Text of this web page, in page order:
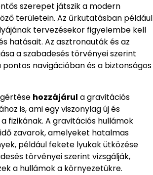
szerepet játszik a modern
területein. Az űrkutatásban például
tervezésekor figyelembe kell
hatásait. Az asztronauták és az
a szabadesés törvényei szerint
pontos navigációban és a biztonságos
hozzájárul a gravitációs
is, ami egy viszonylag új és
fizikának. A gravitációs hullámok
zavarok, amelyeket hatalmas
például fekete lyukak ütközése
törvényei szerint vizsgálják,
a hullámok a környezetükre.